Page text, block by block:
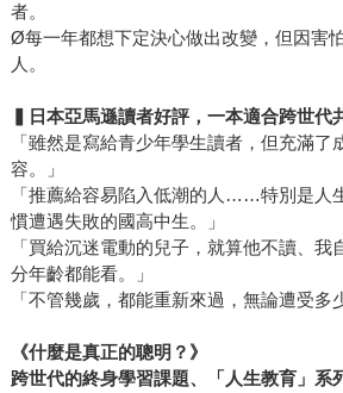
者。
Ø每一年都想下定決心做出改變，但因害
人。
▍日本亞馬遜讀者好評，一本適合跨世代
「雖然是寫給青少年學生讀者，但充滿了
容。」
「推薦給容易陷入低潮的人……特別是人
慣遭遇失敗的國高中生。」
「買給沉迷電動的兒子，就算他不讀、
分年齡都能看。」
「不管幾歲，都能重新來過，無論遭受多
《什麼是真正的聰明？》
跨世代的終身學習課題、「人生教育」系